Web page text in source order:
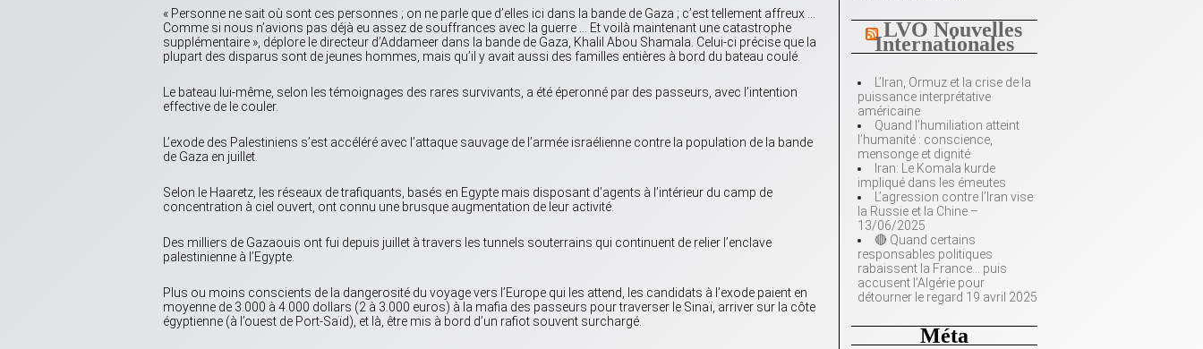
LVO Nouvelles
Internationales
L’Iran, Ormuz et la crise de la
puissance interprétative
américaine
Quand l’humiliation atteint
l’humanité : conscience,
mensonge et dignité
Iran: Le Komala kurde
impliqué dans les émeutes
L’agression contre l’Iran vise
la Russie et la Chine –
13/06/2025
🔴 Quand certains
responsables politiques
rabaissent la France… puis
accusent l’Algérie pour
détourner le regard 19 avril 2025
Méta
« Personne ne sait où sont ces personnes ; on ne parle que d’elles ici dans la bande de Gaza ; c’est tellement affreux …
Comme si nous n’avions pas déjà eu assez de souffrances avec la guerre … Et voilà maintenant une catastrophe
supplémentaire », déplore le directeur d’Addameer dans la bande de Gaza, Khalil Abou Shamala. Celui-ci précise que la
plupart des disparus sont de jeunes hommes, mais qu’il y avait aussi des familles entières à bord du bateau coulé.
Le bateau lui-même, selon les témoignages des rares survivants, a été éperonné par des passeurs, avec l’intention
effective de le couler.
L’exode des Palestiniens s’est accéléré avec l’attaque sauvage de l’armée israélienne contre la population de la bande
de Gaza en juillet.
Selon le Haaretz, les réseaux de trafiquants, basés en Egypte mais disposant d’agents à l’intérieur du camp de
concentration à ciel ouvert, ont connu une brusque augmentation de leur activité.
Des milliers de Gazaouis ont fui depuis juillet à travers les tunnels souterrains qui continuent de relier l’enclave
palestinienne à l’Egypte.
Plus ou moins conscients de la dangerosité du voyage vers l’Europe qui les attend, les candidats à l’exode paient en
moyenne de 3.000 à 4.000 dollars (2 à 3.000 euros) à la mafia des passeurs pour traverser le Sinaï, arriver sur la côte
égyptienne (à l’ouest de Port-Saïd), et là, être mis à bord d’un rafiot souvent surchargé.